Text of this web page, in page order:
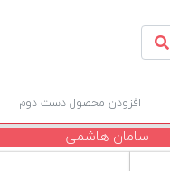
افزودن محصول دست دوم
سامان هاشمی